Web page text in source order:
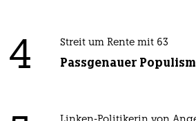
4 Streit um Rente mit 63
Passgenauer